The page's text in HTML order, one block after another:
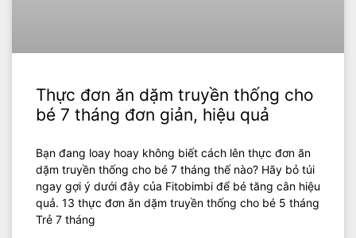
Thực đơn ăn dặm truyền thống cho
bé 7 tháng đơn giản, hiệu quả
Bạn đang loay hoay không biết cách lên thực đơn ăn
dặm truyền thống cho bé 7 tháng thế nào? Hãy bỏ túi
ngay gợi ý dưới đây của Fitobimbi để bé tăng cân hiệu
quả. 13 thực đơn ăn dặm truyền thống cho bé 5 tháng
Trẻ 7 tháng